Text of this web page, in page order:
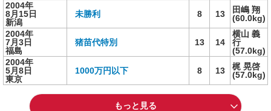
2004年
8月15日
新潟
未勝利 8 13
田嶋 翔
(60.0kg)
2004年
7月3日
福島
猪苗代特別 13 14
横山 義
行
(57.0kg)
2004年
5月8日
東京
1000万円以下 8 13
梶 晃啓
(57.0kg)
もっと見る